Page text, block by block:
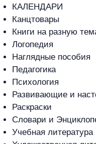
КАЛЕНДАРИ
Канцтовары
Книги на разную
Логопедия
Наглядные пособия
Педагогика
Психология
Развивающие и
Раскраски
Словари и
Учебная литература